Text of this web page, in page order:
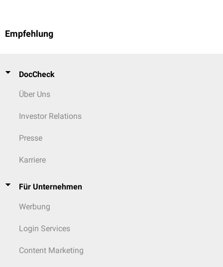
Empfehlung
DocCheck
Über Uns
Investor Relations
Presse
Karriere
Für Unternehmen
Werbung
Login Services
Content Marketing